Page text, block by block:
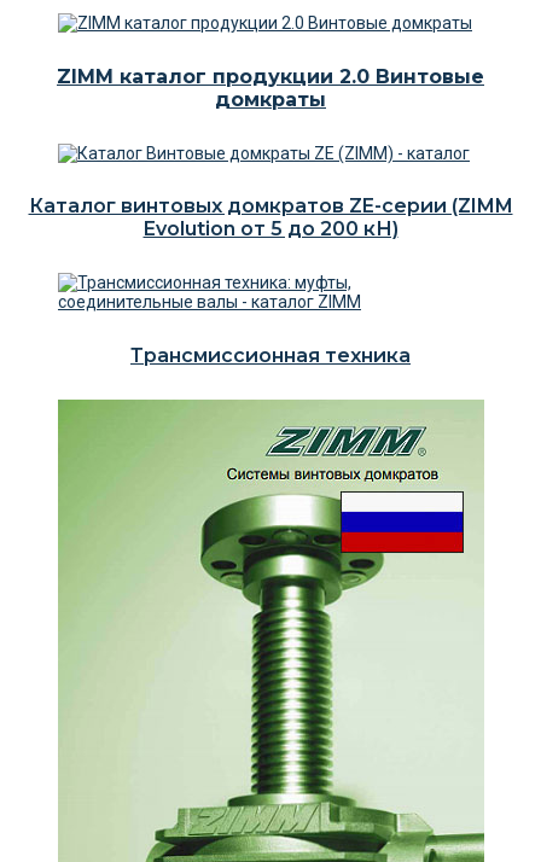
ZIMM каталог продукции 2.0 Винтовые
домкраты
Каталог винтовых домкратов ZE-серии (ZIMM
Evolution от 5 до 200 кН)
Трансмиссионная техника